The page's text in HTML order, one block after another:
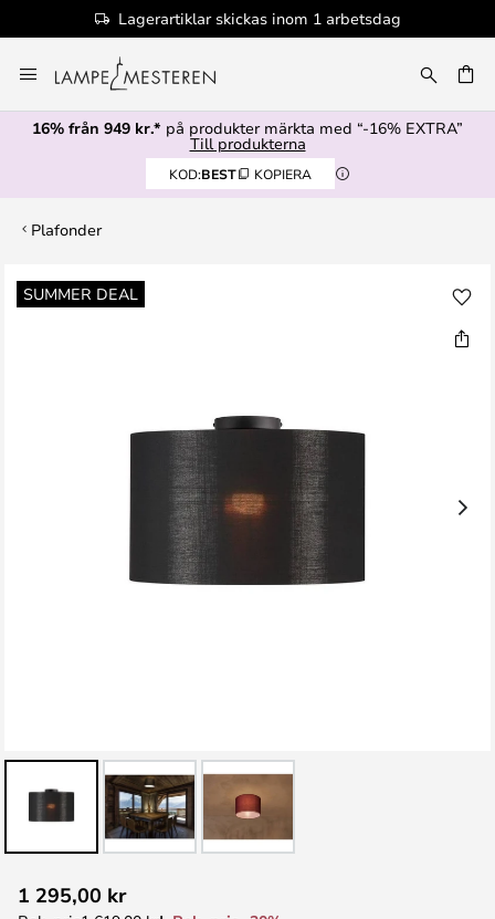
Lagerartiklar skickas inom 1 arbetsdag
till
innehållet
16% från 949 kr.* på produkter märkta med “-16% EXTRA”
Till produkterna
KOD:BEST KOPIERA
Plafonder
SUMMER DEAL
Hoppa
till
till1 295,00 kr